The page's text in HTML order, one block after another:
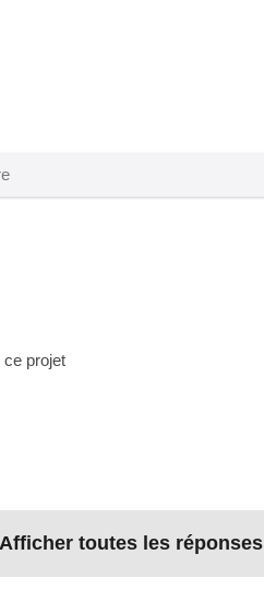
ce projet
afficher toutes les réponses